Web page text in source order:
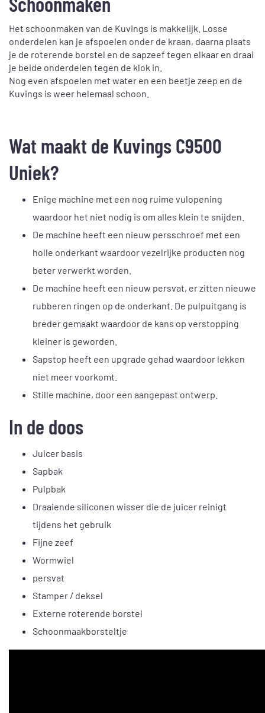
Het schoonmaken van de Kuvings is makkelijk. Losse
onderdelen kan je afspoelen onder de kraan, daarna plaats
je de roterende borstel en de sapzeef tegen elkaar en draai
je beide onderdelen tegen de klok in.
Nog even afspoelen met water en een beetje zeep en de
Kuvings is weer helemaal schoon.
Wat maakt de Kuvings C9500
Uniek?
Enige machine met een nog ruime vulopening
waardoor het niet nodig is om alles klein te snijden.
De machine heeft een nieuw persschroef met een
holle onderkant waardoor vezelrijke producten nog
beter verwerkt worden.
De machine heeft een nieuw persvat, er zitten nieuwe
rubberen ringen op de onderkant. De pulpuitgang is
breder gemaakt waardoor de kans op verstopping
kleiner is geworden.
Sapstop heeft een upgrade gehad waardoor lekken
niet meer voorkomt.
Stille machine, door een aangepast ontwerp.
In de doos
Juicer basis
Sapbak
Pulpbak
Draaiende siliconen wisser die de juicer reinigt
tijdens het gebruik
Fijne zeef
Wormwiel
persvat
Stamper / deksel
Externe roterende borstel
Schoonmaakborsteltje